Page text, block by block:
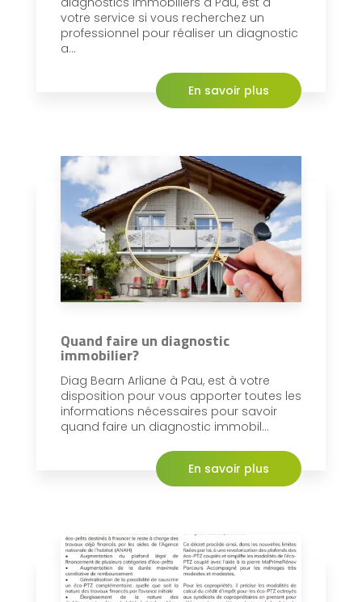
votre service si vous recherchez un
professionnel pour réaliser un diagnostic
a...
En savoir plus
Quand faire un diagnostic
immobilier?
Diag Bearn Arliane à Pau, est à votre
disposition pour vous apporter toutes les
informations nécessaires pour savoir
quand faire un diagnostic immobil...
En savoir plus